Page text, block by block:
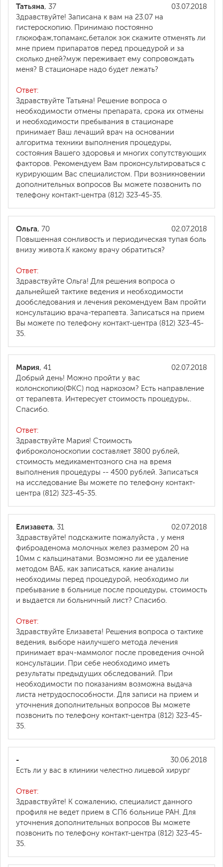
03.07.2018
Татьяна, 37
Здравствуйте! Записана к вам на 23.07 на
гистероскопию. Принимаю постоянно
глюкофаж,топамакс,беталок зок скажите отменять ли
мне прием припаратов перед процедурой и за
сколько дней?муж переживает ему сопровождать
меня? В стационаре надо будет лежать?
Ответ:
Здравствуйте Татьяна! Решение вопроса о
необходимости отмены препарата, срока их отмены
и необходимости пребывания в стационаре
принимает Ваш лечащий врач на основании
алгоритма техники выполнения процедуры,
состояния Вашего здоровья и многих сопутствующих
факторов. Рекомендуем Вам проконсультироваться с
курирующим Вас специалистом. При возникновении
дополнительных вопросов Вы можете позвонить по
телефону контакт-центра (812) 323-45-35.
02.07.2018
Ольга, 70
Повышенная сонливость и периодическая тупая боль
внизу живота.К какому врачу обратиться?
Ответ:
Здравствуйте Ольга! Для решения вопроса о
дальнейшей тактике ведения и необходимости
дообследования и лечения рекомендуем Вам пройти
консультацию врача-терапевта. Записаться на прием
Вы можете по телефону контакт-центра (812) 323-45-
35.
02.07.2018
Мария, 41
Добрый день! Можно пройти у вас
колонскопию(ФКС) под наркозом? Есть направление
от терапевта. Интересует стоимость процедуры,.
Спасибо.
Ответ:
Здравствуйте Мария! Стоимость
фиброколоноскопии составляет 3800 рублей,
стоимость медикаментозного сна на время
выполнения процедуры -- 4500 рублей. Записаться
на исследование Вы можете по телефону контакт-
центра (812) 323-45-35.
02.07.2018
Елизавета, 31
Здравствуйте! подскажите пожалуйста , у меня
фиброаденома молочных желез размером 20 на
10мм с кальцинатами. Возможно ли ее удаление
методом ВАБ, как записаться, какие анализы
необходимы перед процедурой, необходимо ли
пребывание в больнице после процедуры, стоимость
и выдается ли больничный лист? Спасибо.
Ответ:
Здравствуйте Елизавета! Решения вопроса о тактике
ведения, выборе наилучшего метода лечения
принимает врач-маммолог после проведения очной
консультации. При себе необходимо иметь
результаты предыдущих обследований. При
необходимости по показаниям возможна выдача
листа нетрудоспособности. Для записи на прием и
уточнения дополнительных вопросов Вы можете
позвонить по телефону контакт-центра (812) 323-45-
35.
30.06.2018
-
Есть ли у вас в клиники челестно лицевой хирург
Ответ:
Здравствуйте! К сожалению, специалист данного
профиля не ведет прием в СПб больнице РАН. Для
уточнения дополнительных вопросов Вы можете
позвонить по телефону контакт-центра (812) 323-45-
35.